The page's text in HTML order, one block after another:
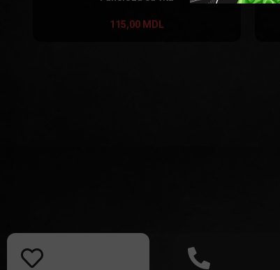
115,00 MDL